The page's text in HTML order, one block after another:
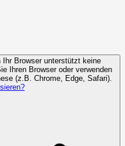
Ihr Browser unterstützt keine
Ihren Browser oder verwenden
(z.B. Chrome, Edge, Safari).